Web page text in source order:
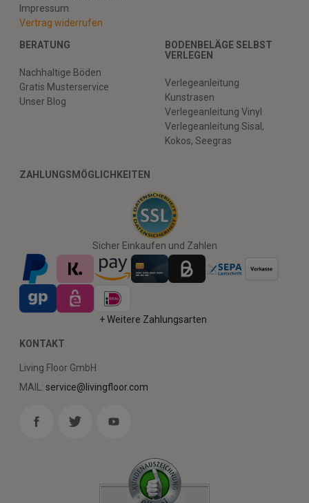
Impressum
Vertrag widerrufen
BERATUNG
Nachhaltige Böden
Gratis Musterservice
Unser Blog
BODENBELÄGE SELBST
VERLEGEN
Verlegeanleitung
Kunstrasen
Verlegeanleitung Vinyl
Verlegeanleitung Sisal,
Kokos, Seegras
ZAHLUNGSMÖGLICHKEITEN
Sicher Einkaufen und Zahlen
+ Weitere Zahlungsarten
KONTAKT
Living Floor GmbH
MAIL: service@livingfloor.com